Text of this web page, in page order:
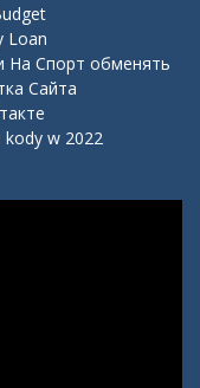
Loan
На Спорт обменять
Сайта
kody w 2022